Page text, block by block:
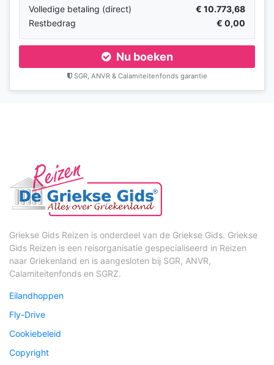
Volledige betaling (direct)
€ 10.773,68
Restbedrag
€ 0,00
Nu boeken
SGR, ANVR & Calamiteitenfonds garantie
Griekse Gids Reizen is onderdeel van de Griekse Gids. Griekse
Gids Reizen is een reisorganisatie gespecialiseerd in Reizen
naar Griekenland en is aangesloten bij SGR, ANVR,
Calamiteitenfonds en SGRZ.
Eilandhoppen
Fly-Drive
Cookiebeleid
Copyright